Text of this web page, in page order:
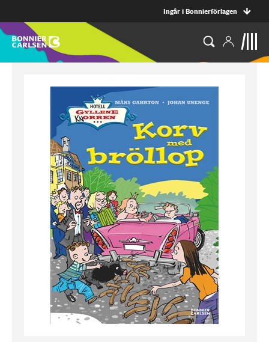
Ingår i Bonnierförlagen